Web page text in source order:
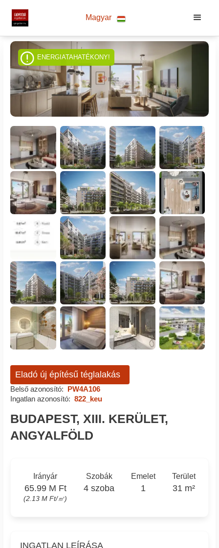
Magyar
ENERGIATAHATÉKONY!
Eladó új építésű téglalakás
Belső azonosító: PW4A106
Ingatlan azonosító: 822_keu
BUDAPEST, XIII. KERÜLET,
ANGYALFÖLD
Irányár
65.99 M Ft
(2.13 M Ft/㎡)
Szobák
4 szoba
Emelet
1
Terület
31 m²
INGATLAN LEÍRÁSA